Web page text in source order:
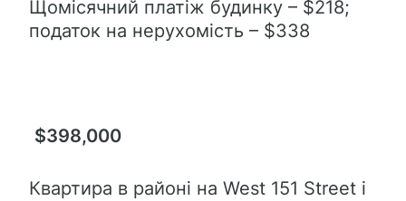
Щомісячний платіж будинку – $218;
податок на нерухомість – $338
$398,000
Квартира в районі на West 151 Street і